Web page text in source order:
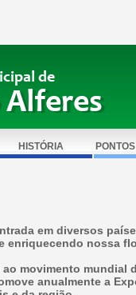
de
Alferes
HISTÓRIA
em diversos
nossa
movimento mundial
anualmente a